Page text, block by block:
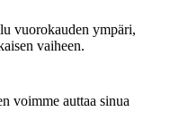
vuorokauden ympäri,
vaiheen.
voimme auttaa sinua